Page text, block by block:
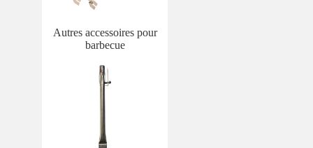
Autres accessoires pour
barbecue